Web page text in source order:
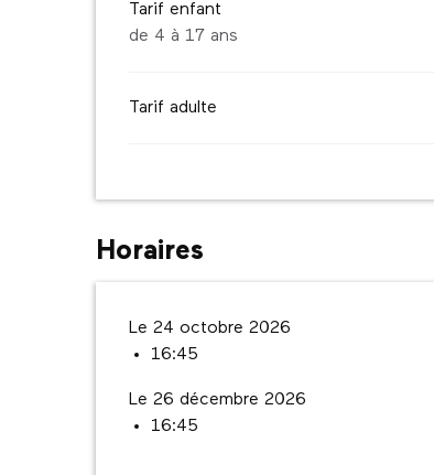
Tarif enfant
de 4 à 17 ans
Tarif adulte
Horaires
Le 24 octobre 2026
16:45
Le 26 décembre 2026
16:45